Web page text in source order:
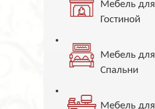
Мебель для
Гостиной
Мебель для
Спальни
Мебель для